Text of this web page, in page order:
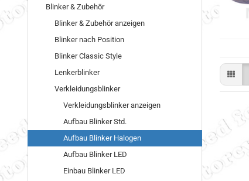
Blinker & Zubehör
Blinker & Zubehör anzeigen
Blinker nach Position
Blinker Classic Style
Lenkerblinker
Verkleidungsblinker
Verkleidungsblinker anzeigen
Aufbau Blinker Std.
Aufbau Blinker Halogen
Aufbau Blinker LED
Einbau Blinker LED